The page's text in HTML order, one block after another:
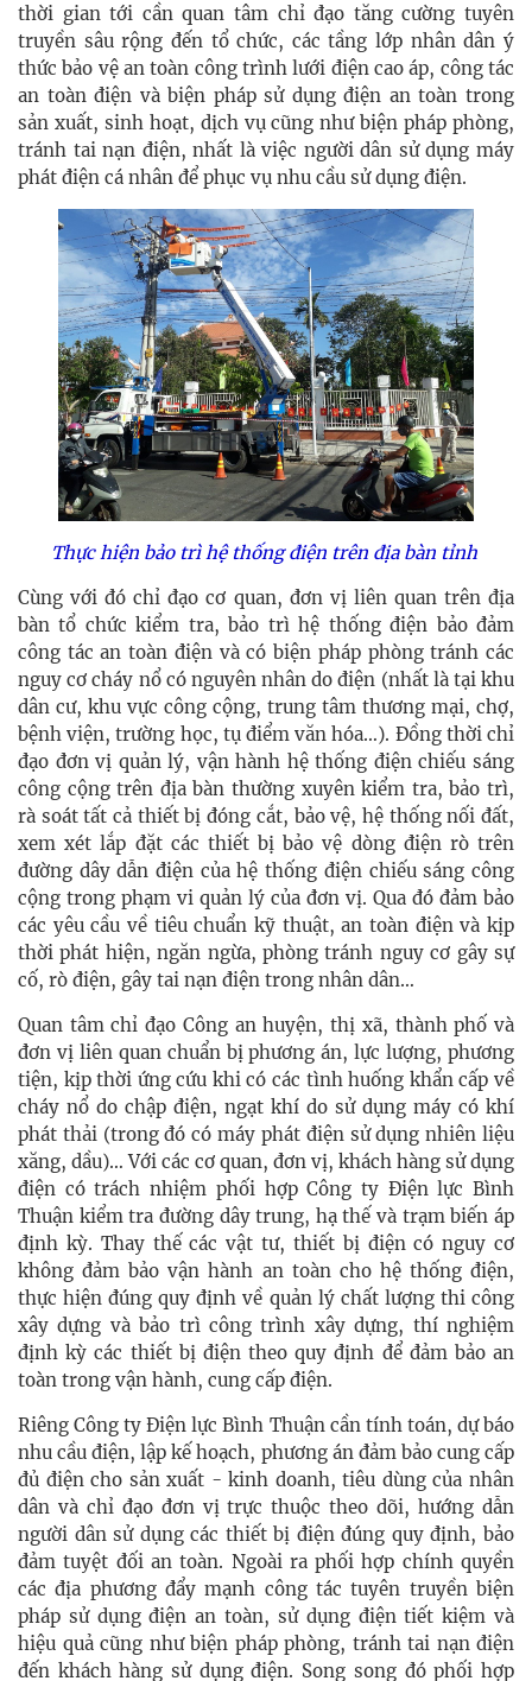
thời gian tới cần quan tâm chỉ đạo tăng cường tuyên
truyền sâu rộng đến tổ chức, các tầng lớp nhân dân ý
thức bảo vệ an toàn công trình lưới điện cao áp, công tác
an toàn điện và biện pháp sử dụng điện an toàn trong
sản xuất, sinh hoạt, dịch vụ cũng như biện pháp phòng,
tránh tai nạn điện, nhất là việc người dân sử dụng máy
phát điện cá nhân để phục vụ nhu cầu sử dụng điện.
Thực hiện bảo trì hệ thống điện trên địa bàn tỉnh
Cùng với đó chỉ đạo cơ quan, đơn vị liên quan trên địa
bàn tổ chức kiểm tra, bảo trì hệ thống điện bảo đảm
công tác an toàn điện và có biện pháp phòng tránh các
nguy cơ cháy nổ có nguyên nhân do điện (nhất là tại khu
dân cư, khu vực công cộng, trung tâm thương mại, chợ,
bệnh viện, trường học, tụ điểm văn hóa…). Đồng thời chỉ
đạo đơn vị quản lý, vận hành hệ thống điện chiếu sáng
công cộng trên địa bàn thường xuyên kiểm tra, bảo trì,
rà soát tất cả thiết bị đóng cắt, bảo vệ, hệ thống nối đất,
xem xét lắp đặt các thiết bị bảo vệ dòng điện rò trên
đường dây dẫn điện của hệ thống điện chiếu sáng công
cộng trong phạm vi quản lý của đơn vị. Qua đó đảm bảo
các yêu cầu về tiêu chuẩn kỹ thuật, an toàn điện và kịp
thời phát hiện, ngăn ngừa, phòng tránh nguy cơ gây sự
cố, rò điện, gây tai nạn điện trong nhân dân…
Quan tâm chỉ đạo Công an huyện, thị xã, thành phố và
đơn vị liên quan chuẩn bị phương án, lực lượng, phương
tiện, kịp thời ứng cứu khi có các tình huống khẩn cấp về
cháy nổ do chập điện, ngạt khí do sử dụng máy có khí
phát thải (trong đó có máy phát điện sử dụng nhiên liệu
xăng, dầu)… Với các cơ quan, đơn vị, khách hàng sử dụng
điện có trách nhiệm phối hợp Công ty Điện lực Bình
Thuận kiểm tra đường dây trung, hạ thế và trạm biến áp
định kỳ. Thay thế các vật tư, thiết bị điện có nguy cơ
không đảm bảo vận hành an toàn cho hệ thống điện,
thực hiện đúng quy định về quản lý chất lượng thi công
xây dựng và bảo trì công trình xây dựng, thí nghiệm
định kỳ các thiết bị điện theo quy định để đảm bảo an
toàn trong vận hành, cung cấp điện.
Riêng Công ty Điện lực Bình Thuận cần tính toán, dự báo
nhu cầu điện, lập kế hoạch, phương án đảm bảo cung cấp
đủ điện cho sản xuất - kinh doanh, tiêu dùng của nhân
dân và chỉ đạo đơn vị trực thuộc theo dõi, hướng dẫn
người dân sử dụng các thiết bị điện đúng quy định, bảo
đảm tuyệt đối an toàn. Ngoài ra phối hợp chính quyền
các địa phương đẩy mạnh công tác tuyên truyền biện
pháp sử dụng điện an toàn, sử dụng điện tiết kiệm và
hiệu quả cũng như biện pháp phòng, tránh tai nạn điện
đến khách hàng sử dụng điện. Song song đó phối hợp